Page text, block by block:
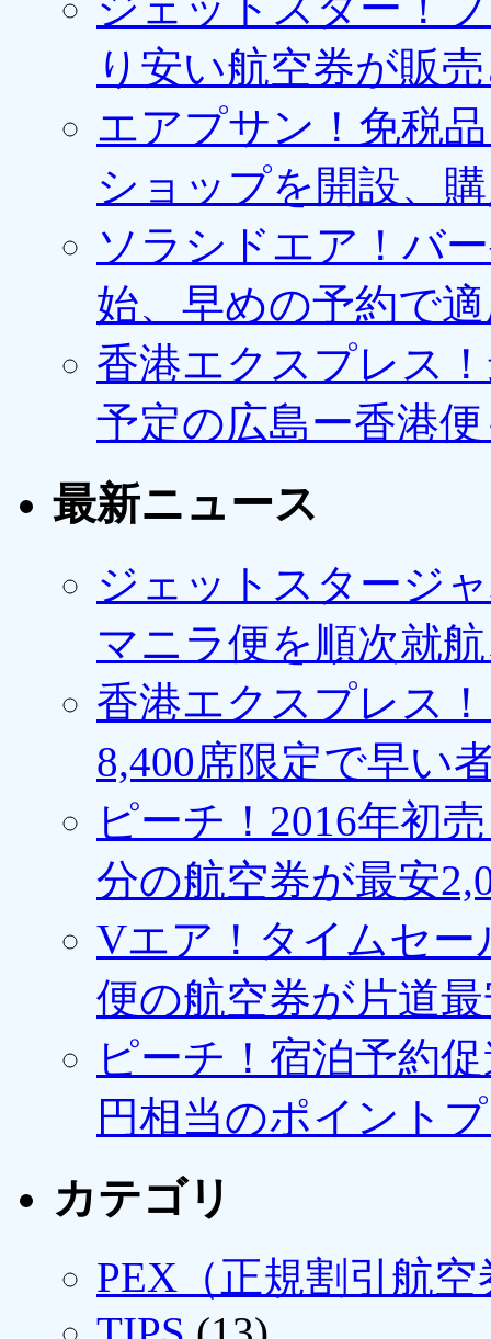
り安い航空券が販
エアプサン！免税
ショップを開設、
ソラシドエア！バ
始、早めの予約で
香港エクスプレス
予定の広島ー香港
最新ニュース
ジェットスタージ
マニラ便を順次就
香港エクスプレス
8,400席限定で早い
ピーチ！2016年初
分の航空券が最安
Vエア！タイムセー
便の航空券が片道最
ピーチ！宿泊予約
円相当のポイント
カテゴリ
PEX（正規割引航空